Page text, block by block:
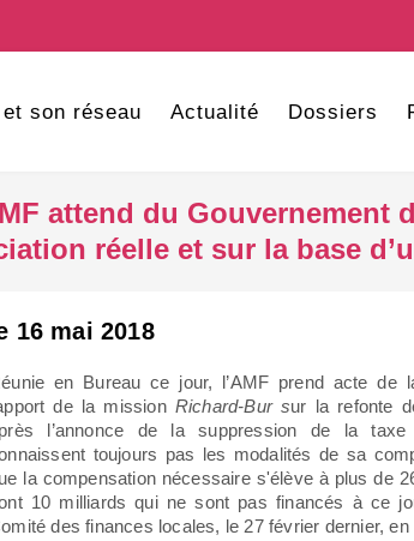
et son réseau Actualité Dossiers
attend du Gouvernement
réelle et sur la base
16 mai 2018
en Bureau ce jour, l’AMF prend acte de
de la mission Richard-Bur sur la refonte
l’annonce de la suppression de la taxe
toujours pas les modalités de sa
la compensation nécessaire s'élève à plus de
10 milliards qui ne sont pas financés à ce
des finances locales, le 27 février dernier,